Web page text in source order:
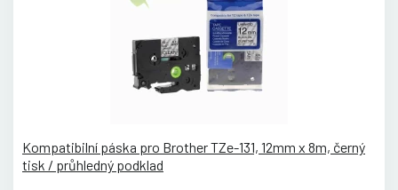
Kompatibilní páska pro Brother TZe-131, 12mm x 8m, černý
tisk / průhledný podklad